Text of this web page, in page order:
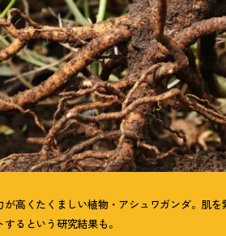
が高くたくましい植物・アシュワガンダ。肌
するという研究結果も。